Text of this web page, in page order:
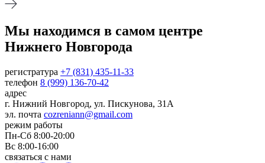
Мы находимся в самом центре
Нижнего Новгорода
регистратура +7 (831) 435-11-33
телефон 8 (999) 136-70-42
адрес
г. Нижний Новгород, ул. Пискунова, 31А
эл. почта cozreniann@gmail.com
режим работы
Пн-Сб 8:00-20:00
Вс 8:00-16:00
связаться с нами